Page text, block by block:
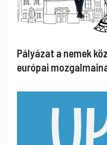
Pályázat a nemek
európai